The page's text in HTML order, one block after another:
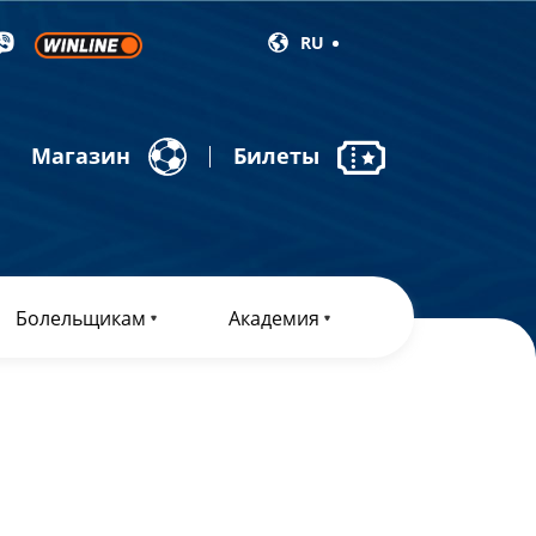
RU
Магазин Билеты
Болельщикам Академия